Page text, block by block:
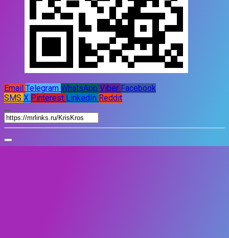
Email Telegram WhatsApp Viber Facebook
SMS X Pinterest LinkedIn Reddit